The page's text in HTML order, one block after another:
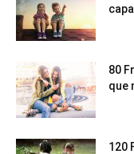
80
que
120